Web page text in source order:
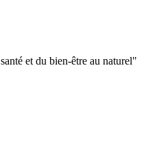
et du bien-être au naturel"